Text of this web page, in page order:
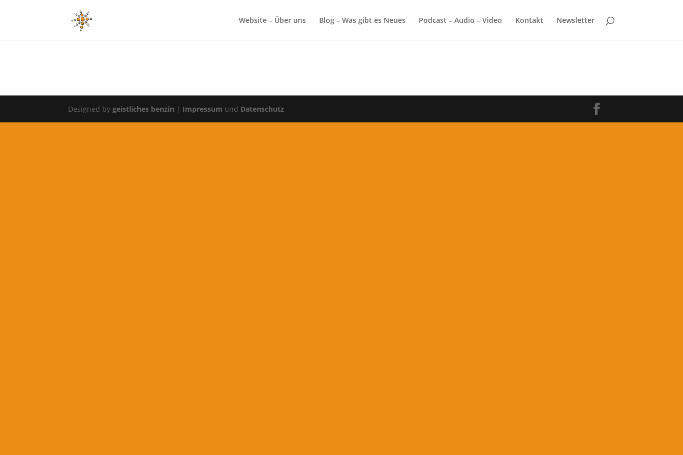
Website – Über uns Blog – Was gibt es Neues Podcast – Audio – Video Kontakt Newsletter
Designed bygeistliches benzin | Impressum und Datenschutz